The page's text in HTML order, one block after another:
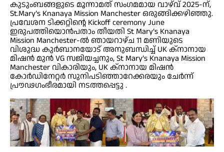
കുടുംബങ്ങളുടെ മൂന്നാമത് സംഗമമായ വാഴ്‌വ് 2025-ന്,
St.Mary’s Knanaya Mission Manchester ഒരുങ്ങിക്കഴിഞ്ഞു.
പ്രവേശന ടിക്കറ്റിൻ്റെ Kickoff ceremony June
ഇരുപത്തിയൊൻപതാം തീയതി St Mary’s Knanaya
Mission Manchester-ൽ ഞായറാഴ്ച 11 മണിയുടെ
വിശുദ്ധ കുർബാനയോട് അനുബന്ധിച്ച് UK ക്നാനായ
മിഷൻ മുൻ VG സജിയച്ചനും, St Mary’s Knanaya Mission
Manchester വികാരിയും, UK ക്നാനായ മിഷൻ
കോർഡിനേറ്റർ സുനിപടിഞ്ഞാറേക്കരയും ചേർന്ന്
പ്രൗഢഗംഭീരമായി നടത്തപ്പെട്ടു .